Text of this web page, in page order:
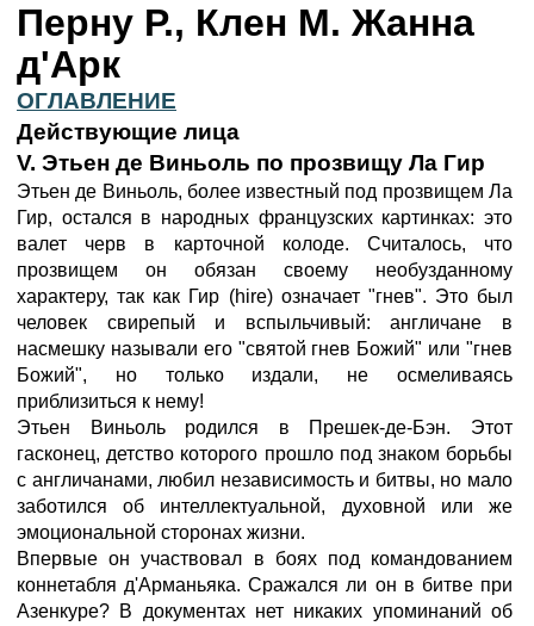
Перну Р., Клен М. Жанна
д'Арк
ОГЛАВЛЕНИЕ
Действующие лица
V. Этьен де Виньоль по прозвищу Ла Гир
Этьен де Виньоль, более известный под прозвищем Ла
Гир, остался в народных французских картинках: это
валет черв в карточной колоде. Считалось, что
прозвищем он обязан своему необузданному
характеру, так как Гир (hire) означает "гнев". Это был
человек свирепый и вспыльчивый: англичане в
насмешку называли его "святой гнев Божий" или "гнев
Божий", но только издали, не осмеливаясь
приблизиться к нему!
Этьен Виньоль родился в Прешек-де-Бэн. Этот
гасконец, детство которого прошло под знаком борьбы
с англичанами, любил независимость и битвы, но мало
заботился об интеллектуальной, духовной или же
эмоциональной сторонах жизни.
Впервые он участвовал в боях под командованием
коннетабля д'Арманьяка. Сражался ли он в битве при
Азенкуре? В документах нет никаких упоминаний об